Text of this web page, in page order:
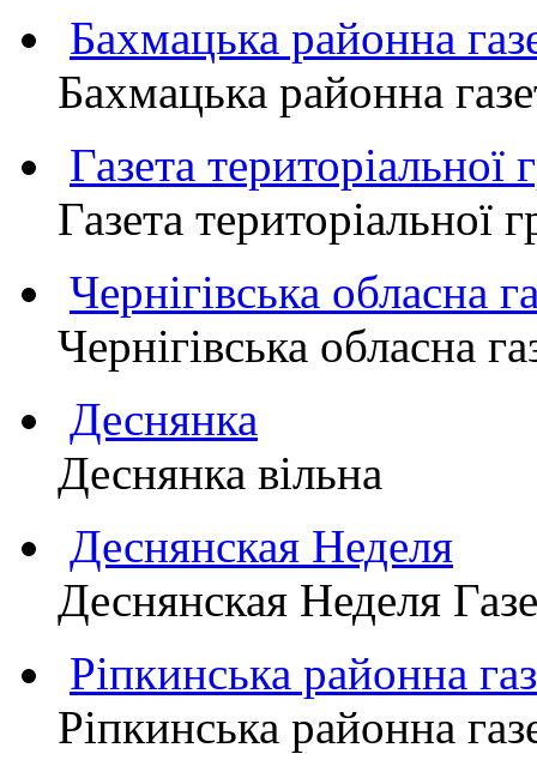
Бахмацька районна
Бахмацька районна
Газета
Газета
Чернігівська обласна
Чернігівська обласна
Деснянка
Деснянка вільна
Деснянская Неделя
Деснянская Неделя
Ріпкинська районна
Ріпкинська районна